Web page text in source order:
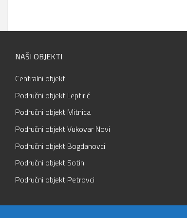
NAŠI OBJEKTI
Centralni objekt
Područni objekt Leptirić
Područni objekt Mitnica
Područni objekt Vukovar Novi
Područni objekt Bogdanovci
Područni objekt Sotin
Područni objekt Petrovci